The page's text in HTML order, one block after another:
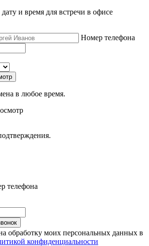
и время для встречи в офисе
Номер телефона
в любое время.
телефона
обработку моих персональных данных в
конфиденциальности